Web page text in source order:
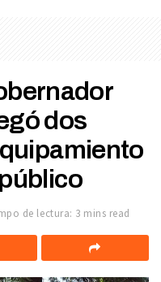
dos
de lectura: 3 mins read